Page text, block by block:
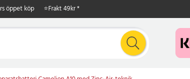
öppet köp ⭐Frakt 49kr *